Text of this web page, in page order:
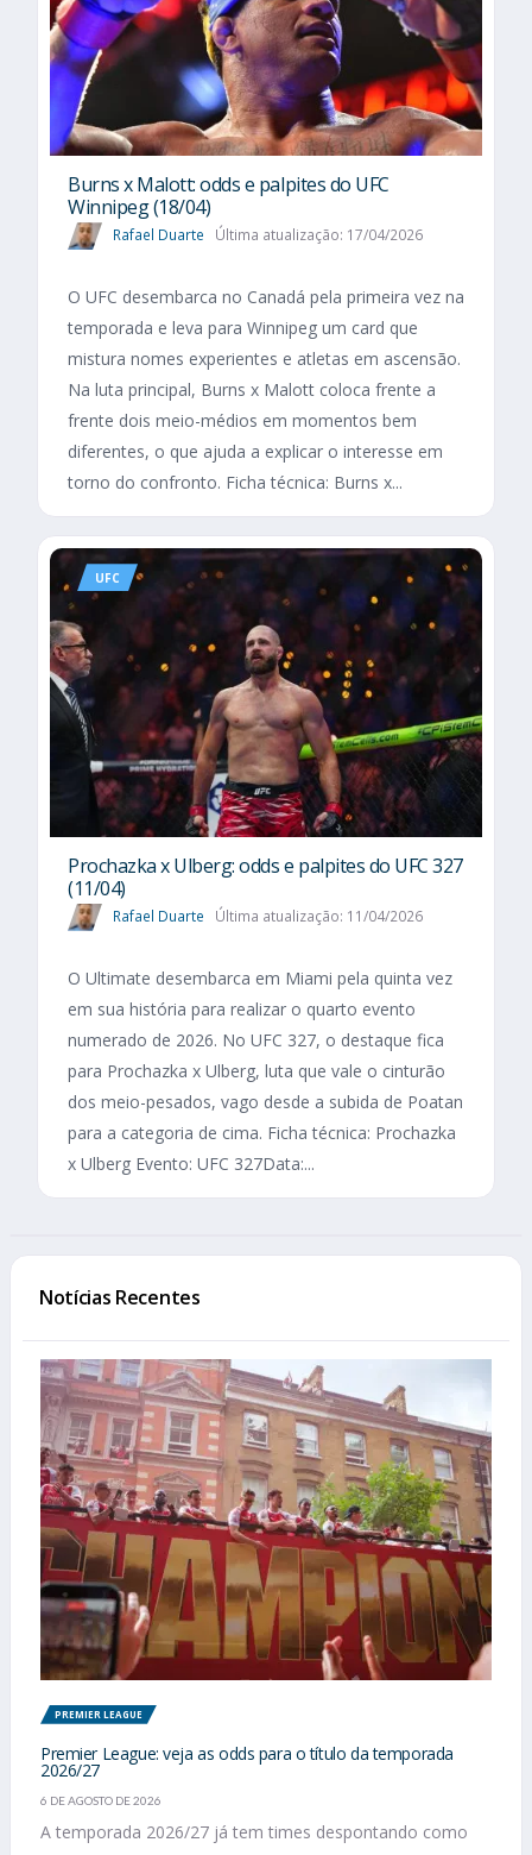
Burns x Malott: odds e palpites do UFC
Winnipeg (18/04)
Rafael Duarte Última atualização: 17/04/2026
O UFC desembarca no Canadá pela primeira vez na
temporada e leva para Winnipeg um card que
mistura nomes experientes e atletas em ascensão.
Na luta principal, Burns x Malott coloca frente a
frente dois meio-médios em momentos bem
diferentes, o que ajuda a explicar o interesse em
torno do confronto. Ficha técnica: Burns x...
UFC
Prochazka x Ulberg: odds e palpites do UFC 327
(11/04)
Rafael Duarte Última atualização: 11/04/2026
O Ultimate desembarca em Miami pela quinta vez
em sua história para realizar o quarto evento
numerado de 2026. No UFC 327, o destaque fica
para Prochazka x Ulberg, luta que vale o cinturão
dos meio-pesados, vago desde a subida de Poatan
para a categoria de cima. Ficha técnica: Prochazka
x Ulberg Evento: UFC 327Data:...
Notícias Recentes
PREMIER LEAGUE
Premier League: veja as odds para o título da temporada
2026/27
6 DE AGOSTO DE 2026
A temporada 2026/27 já tem times despontando como